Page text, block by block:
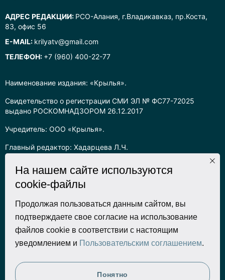
Наименование издания: «Крылья».
Свидетельство о регистрации СМИ ЭЛ № ФС77-72025
выдано РОСКОМНАДЗОРОМ 26.12.2017
Учредитель: ООО «Крылья».
Главный редактор: Хадарцева Л.Ч.
Информация на сайте предназначена для лиц старше 16 лет.
Все права на любые материалы, опубликованные на сайте,
защищены в соответствии с российским законодательством
об интеллектуальной собственности. Любое использование
текстовых, фото, аудио и видеоматериалов возможно только
с согласия правообладателя (ООО «Крылья») и при строгом
наличии ссылки на ресурс. Для сетевых ресурсов –
гиперссылка.
Разработка сайта
АДРЕС РЕДАКЦИИ: РСО-Алания, г.Владикавказ, пр.Коста,
83, офис 56
E-MAIL: krilyatv@gmail.com
ТЕЛЕФОН: +7 (960) 400-22-77
На нашем сайте используются
cookie-файлы
Продолжая пользоваться данным сайтом, вы
подтверждаете свое согласие на использование
файлов cookie в соответствии с настоящим
уведомлением и Пользовательским соглашением.
Понятно